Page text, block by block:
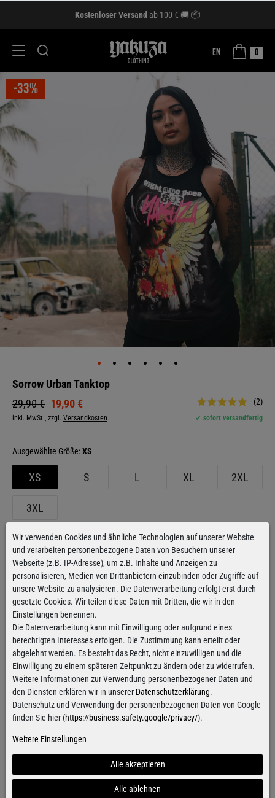
Kostenloser Versand ab 100 € 🚚 📦
EN 0
-33%
Sorrow Urban Tanktop
29,90 € 19,90 €
inkl. MwSt., zzgl. Versandkosten
(2)
✓ sofort versandfertig
Größe:XS
XS S L XL 2XL
3XL
Das Model ist 1,74m groß und trägt eine S.
Fällt regulär aus
Größentabelle
Hinzufügen
Kostenloser Versandab 100€
Gilt für Versand innerhalb Deutschlands
Alle Artikel sind innerhalbvon 24h versandfertig
Für Bestellungen von Montag bis Donnerstag
Kontaktformular
Wir verwenden Cookies und ähnliche Technologien auf unserer Website
und verarbeiten personenbezogene Daten von Besuchern unserer
Webseite (z.B. IP-Adresse), um z.B. Inhalte und Anzeigen zu
personalisieren, Medien von Drittanbietern einzubinden oder Zugriffe auf
unsere Website zu analysieren. Die Datenverarbeitung erfolgt erst durch
gesetzte Cookies. Wir teilen diese Daten mit Dritten, die wir in den
Einstellungen benennen.
Die Datenverarbeitung kann mit Einwilligung oder aufgrund eines
berechtigten Interesses erfolgen. Die Zustimmung kann erteilt oder
abgelehnt werden. Es besteht das Recht, nicht einzuwilligen und die
Einwilligung zu einem späteren Zeitpunkt zu ändern oder zu widerrufen.
Weitere Informationen zur Verwendung personenbezogener Daten und
den Diensten erklären wir in unserer Datenschutzerklärung.
Datenschutz und Verwendung der personenbezogenen Daten von Google
finden Sie hier (https://business.safety.google/privacy/).
Weitere Einstellungen
Alle akzeptieren
Alle ablehnen